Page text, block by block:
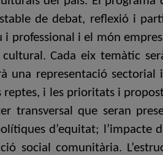
de debat, reflexió i
i professional i el món
cultural. Cada eix temàtic
una representació sectorial
reptes, i les prioritats i
transversal que seran
d’equitat; l’impacte
social comunitària.